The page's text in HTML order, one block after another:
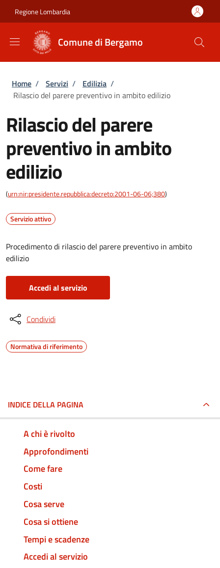
Regione Lombardia
Comune di Bergamo
Briciole di pane
Home / Servizi / Edilizia /
Rilascio del parere preventivo in ambito edilizio
Rilascio del parere
preventivo in ambito
edilizio
(urn:nir:presidente.repubblica:decreto:2001-06-06;380)
Servizio attivo
Procedimento di rilascio del parere preventivo in ambito
edilizio
Accedi al servizio
Condividi
Normativa di riferimento
INDICE DELLA PAGINA
A chi è rivolto
Approfondimenti
Come fare
Costi
Cosa serve
Cosa si ottiene
Tempi e scadenze
Accedi al servizio